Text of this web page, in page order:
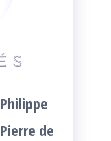
Philippe
Pierre de